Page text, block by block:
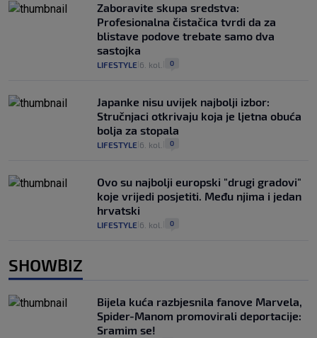
Zaboravite skupa sredstva:
Profesionalna čistačica tvrdi da za
blistave podove trebate samo dva
sastojka
LIFESTYLE 6. kol. 0
Japanke nisu uvijek najbolji izbor:
Stručnjaci otkrivaju koja je ljetna obuća
bolja za stopala
LIFESTYLE 6. kol. 0
Ovo su najbolji europski "drugi gradovi"
koje vrijedi posjetiti. Među njima i jedan
hrvatski
LIFESTYLE 6. kol. 0
SHOWBIZ
Bijela kuća razbjesnila fanove Marvela,
Spider-Manom promovirali deportacije:
Sramim se!